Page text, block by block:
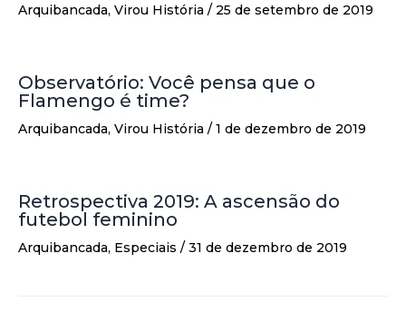
Arquibancada, Virou História / 25 de setembro de 2019
Observatório: Você pensa que o
Flamengo é time?
Arquibancada, Virou História / 1 de dezembro de 2019
Retrospectiva 2019: A ascensão do
futebol feminino
Arquibancada, Especiais / 31 de dezembro de 2019